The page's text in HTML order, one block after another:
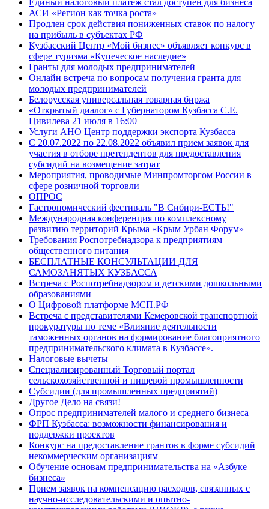
Единый налоговый платеж стал доступен для бизнеса
АСИ «Регион как точка роста»
Продлен срок действия пониженных ставок по налогу
на прибыль в субъектах РФ
Кузбасский Центр «Мой бизнес» объявляет конкурс в
сфере туризма «Купеческое наследие»
Гранты для молодых предпринимателей
Онлайн встреча по вопросам получения гранта для
молодых предпринимателей
Белорусская универсальная товарная биржа
«Открытый диалог» с Губернатором Кузбасса С.Е.
Цивилева 21 июля в 16:00
Услуги АНО Центр поддержки экспорта Кузбасса
С 20.07.2022 по 22.08.2022 объявил прием заявок для
участия в отборе претендентов для предоставления
субсидий на возмещение затрат
Мероприятия, проводимые Минпромторгом России в
сфере розничной торговли
ОПРОС
Гастрономический фестиваль "В Сибири-ЕСТЬ!"
Международная конференция по комплексному
развитию территорий Крыма «Крым Урбан Форум»
Требования Роспотребнадзора к предприятиям
общественного питания
БЕСПЛАТНЫЕ КОНСУЛЬТАЦИИ ДЛЯ
САМОЗАНЯТЫХ КУЗБАССА
Встреча с Роспотребнадзором и детскими дошкольными
образованиями
О Цифровой платформе МСП.РФ
Встреча с представителями Кемеровской транспортной
прокуратуры по теме «Влияние деятельности
таможенных органов на формирование благоприятного
предпринимательского климата в Кузбассе».
Налоговые вычеты
Специализированный Торговый портал
сельскохозяйственной и пищевой промышленности
Субсидии (для промышленных предприятий)
Другое Дело на связи!
Опрос предпринимателей малого и среднего бизнеса
ФРП Кузбасса: возможности финансирования и
поддержки проектов
Конкурс на предоставление грантов в форме субсидий
некоммерческим организациям
Обучение основам предпринимательства на «Азбуке
бизнеса»
Прием заявок на компенсацию расходов, связанных с
научно-исследовательскими и опытно-